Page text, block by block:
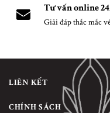
Tư vấn online
Giải đáp thắc mắc
LIÊN KẾT
CHÍNH SÁCH